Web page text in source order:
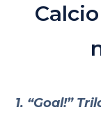
1. “Goal!”